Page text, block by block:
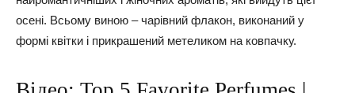
осені. Всьому виною – чарівний флакон, виконаний у
формі квітки і прикрашений метеликом на ковпачку.